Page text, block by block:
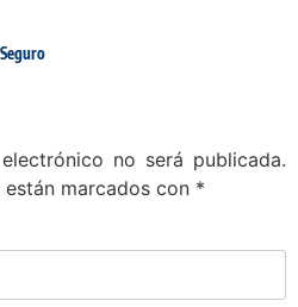
no será publicada.
marcados con *